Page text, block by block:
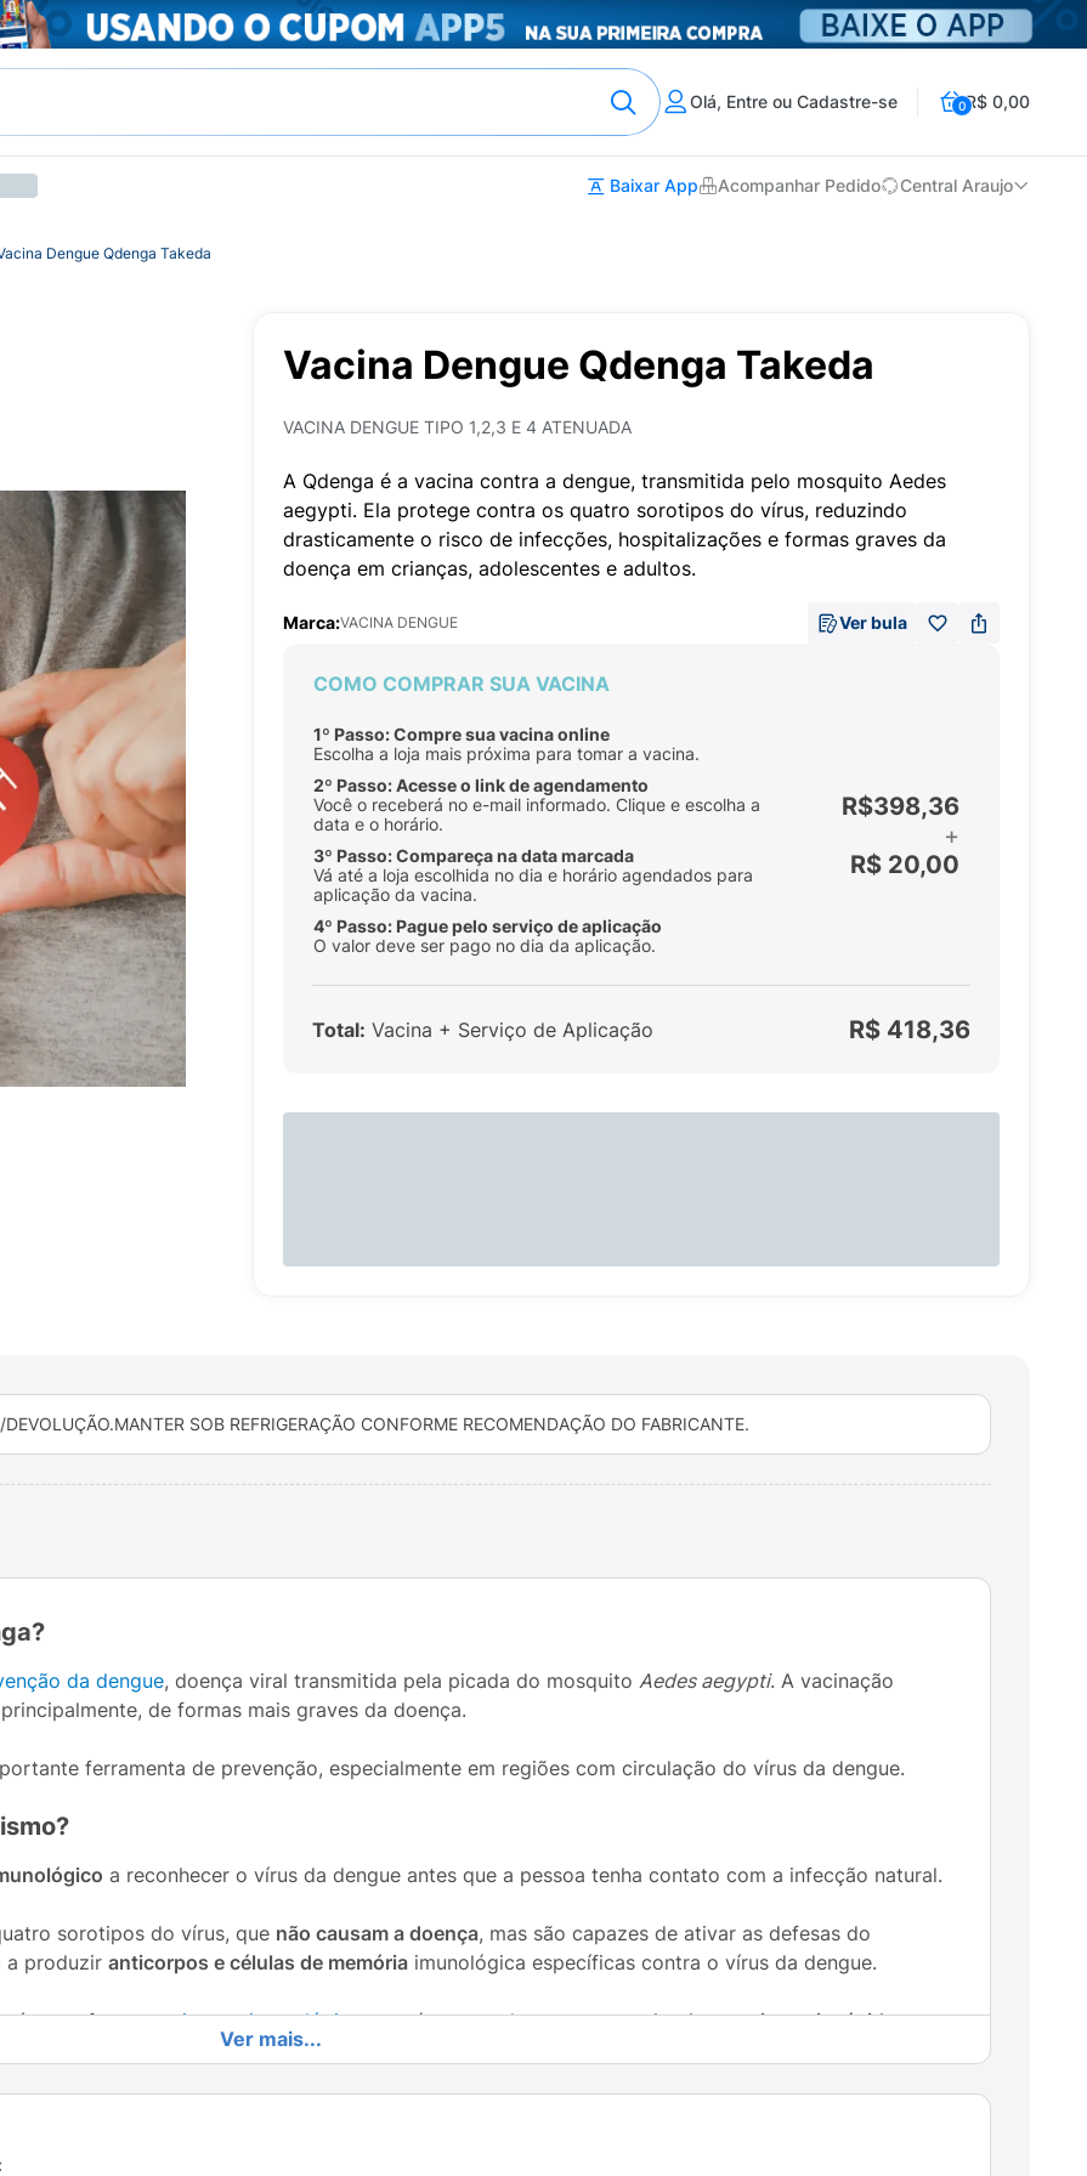
Olá, Entre ou Cadastre-se 0R$ 0,00
Baixar App Acompanhar Pedido Central Araujo
Dengue Qdenga Takeda
Vacina Dengue Qdenga Takeda
VACINA DENGUE TIPO 1,2,3 E 4 ATENUADA
A Qdenga é a vacina contra a dengue, transmitida pelo mosquito Aedes
aegypti. Ela protege contra os quatro sorotipos do vírus, reduzindo
drasticamente o risco de infecções, hospitalizações e formas graves da
doença em crianças, adolescentes e adultos.
Marca:VACINA DENGUE Ver bula
COMO COMPRAR SUA VACINA
1º Passo: Compre sua vacina online
Escolha a loja mais próxima para tomar a vacina.
2º Passo: Acesse o link de agendamento
Você o receberá no e-mail informado. Clique e escolha a
data e o horário.
3º Passo: Compareça na data marcada
Vá até a loja escolhida no dia e horário agendados para
aplicação da vacina.
4º Passo: Pague pelo serviço de aplicação
O valor deve ser pago no dia da aplicação.
R$398,36
+
R$ 20,00
Total: Vacina + Serviço de Aplicação R$ 418,36
MANTER SOB REFRIGERAÇÃO CONFORME RECOMENDAÇÃO DO FABRICANTE.
da dengue, doença viral transmitida pela picada do mosquito Aedes aegypti. A vacinação
de formas mais graves da doença.
ferramenta de prevenção, especialmente em regiões com circulação do vírus da dengue.
a reconhecer o vírus da dengue antes que a pessoa tenha contato com a infecção natural.
sorotipos do vírus, que não causam a doença, mas são capazes de ativar as defesas do
a produzir anticorpos e células de memória imunológica específicas contra o vírus da dengue.
vírus no futuro, osistema imunológicoestará preparado pararesponder de maneira mais rápida e
e, principalmente, de apresentar quadros graves.
Ver mais...